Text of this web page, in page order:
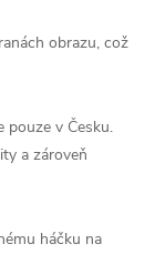
obrazu, což
pouze v Česku.
a zároveň
háčku na